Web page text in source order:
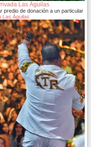
Las Águilas
predio de donación a un particular
Las Águilas